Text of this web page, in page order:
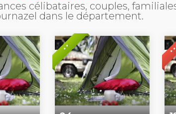
célibataires, couples,
dans le département.
* * *